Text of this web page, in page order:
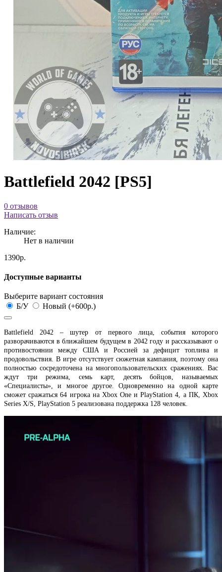
Battlefield 2042 [PS5]
0 отзывов
Написать отзыв
Наличие:
Нет в наличии
1390р.
Доступные варианты
Выберите вариант состояния
Б/У
Новый (+600р.)
Battlefield 2042 – шутер от первого лица, события которого
разворачиваются в ближайшем будущем в 2042 году и рассказывают о
противостоянии между США и Россией за дефицит топлива и
продовольствия. В игре отсутствует сюжетная кампания, поэтому она
полностью сосредоточена на многопользовательских сражениях. Вас
ждут три режима, семь карт, десять бойцов, называемых
«Специалисты», и многое другое. Одновременно на одной карте
сможет сражаться 64 игрока на Xbox One и PlayStation 4, а ПК, Xbox
Series X/S, PlayStation 5 реализована поддержка 128 человек.